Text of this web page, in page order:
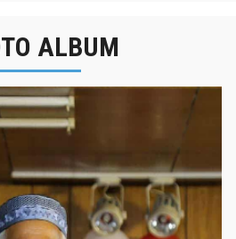
ALBUM